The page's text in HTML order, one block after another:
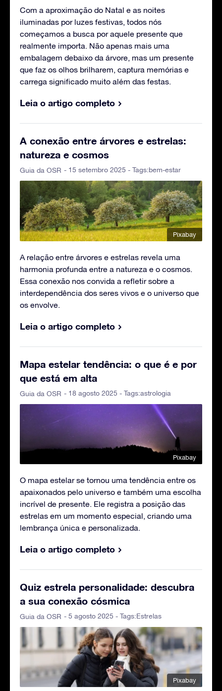
Com a aproximação do Natal e as noites
iluminadas por luzes festivas, todos nós
começamos a busca por aquele presente que
realmente importa. Não apenas mais uma
embalagem debaixo da árvore, mas um presente
que faz os olhos brilharem, captura memórias e
carrega significado muito além das festas.
Leia o artigo completo
A conexão entre árvores e estrelas:
natureza e cosmos
Guia da OSR - 15 setembro 2025 - Tags:bem-estar
Pixabay
A relação entre árvores e estrelas revela uma
harmonia profunda entre a natureza e o cosmos.
Essa conexão nos convida a refletir sobre a
interdependência dos seres vivos e o universo que
os envolve.
Leia o artigo completo
Mapa estelar tendência: o que é e por
que está em alta
Guia da OSR - 18 agosto 2025 - Tags:astrologia
Pixabay
O mapa estelar se tornou uma tendência entre os
apaixonados pelo universo e também uma escolha
incrível de presente. Ele registra a posição das
estrelas em um momento especial, criando uma
lembrança única e personalizada.
Leia o artigo completo
Quiz estrela personalidade: descubra
a sua conexão cósmica
Guia da OSR - 5 agosto 2025 - Tags:Estrelas
Pixabay